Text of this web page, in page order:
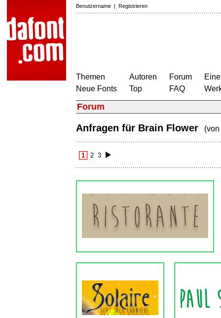
Benutzername | Registrieren
Themen
Neue Fonts
Autoren
Top
Forum
FAQ
Forum
Anfragen für Brain Flower (von
1 2 3